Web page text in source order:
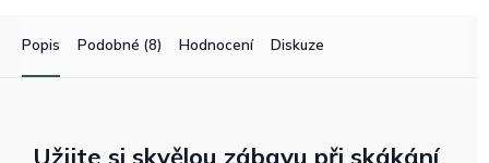
Popis Podobné (8) Hodnocení Diskuze
Užijte si skvělou zábavu při skákání